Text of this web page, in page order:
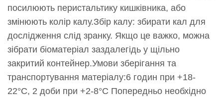
посилюють перистальтику кишківника, або
змінюють колір калу.Збір калу: збирати кал для
дослідження слід зранку. Якщо це важко, можна
зібрати біоматеріал заздалегідь у щільно
закритий контейнер.Умови зберігання та
транспортування матеріалу:6 годин при +18-
22°С, 2 доби при +2-8°С Попередньо необхідно